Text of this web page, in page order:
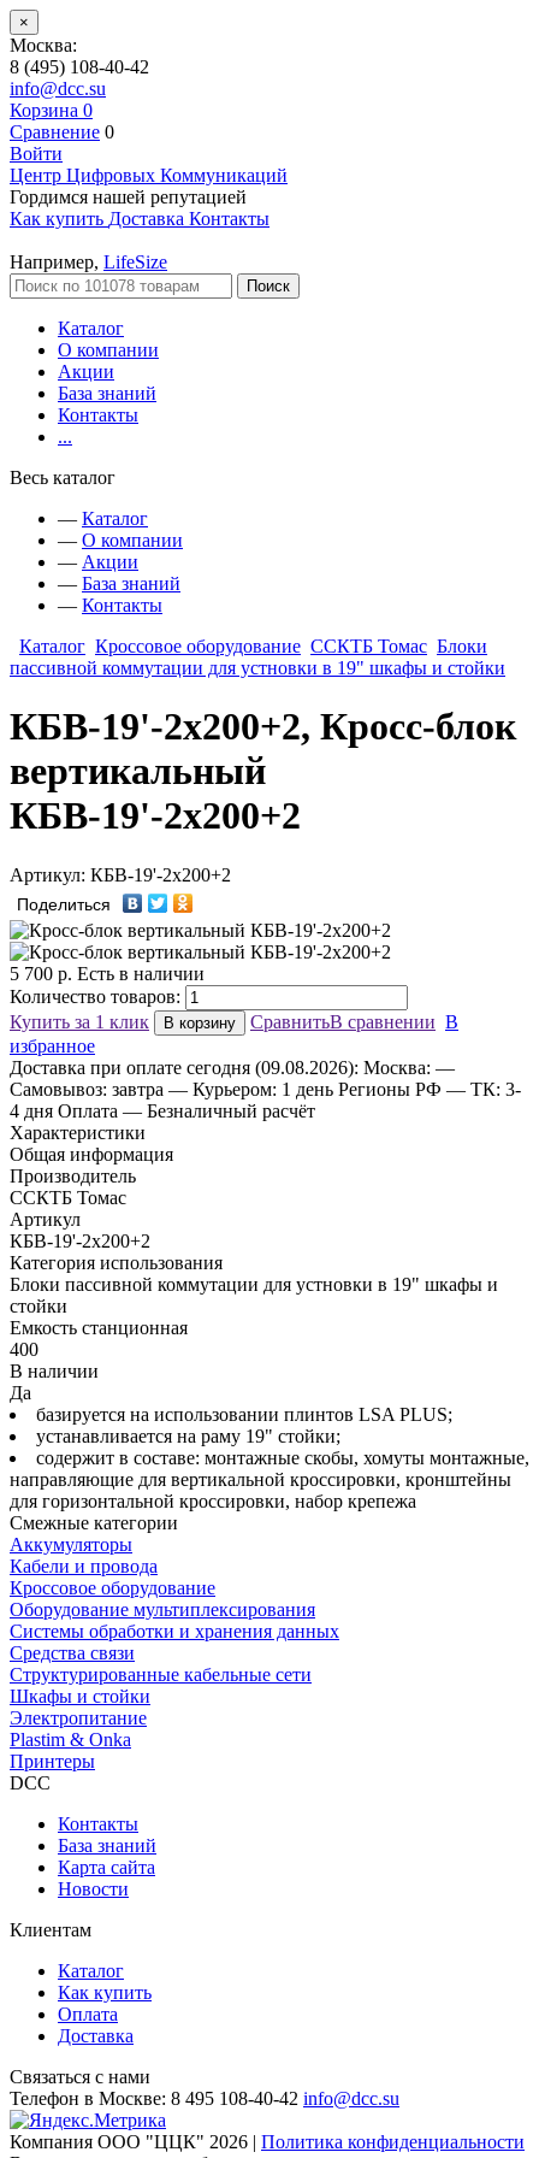
×
Москва:
8 (495) 108-40-42
info@dcc.su
Корзина 0
Сравнение 0
Войти
Центр Цифровых Коммуникаций
Гордимся нашей репутацией
Как купить Доставка Контакты
Например, LifeSize
Поиск
Каталог
О компании
Акции
База знаний
Контакты
...
Весь каталог
— Каталог
— О компании
— Акции
— База знаний
— Контакты
Каталог Кроссовое оборудование ССКТБ Томас Блоки
пассивной коммутации для устновки в 19" шкафы и стойки
КБВ-19'-2x200+2, Кросс-блок
вертикальный
КБВ-19'-2x200+2
Артикул: КБВ-19'-2x200+2
Поделиться
5 700 р. Есть в наличии
Количество товаров:
Купить за 1 клик
В корзину СравнитьВ сравнении В
избранное
Доставка при оплате сегодня (09.08.2026): Москва: —
Самовывоз: завтра — Курьером: 1 день Регионы РФ — ТК: 3-
4 дня Оплата — Безналичный расчёт
Характеристики
Общая информация
Производитель
ССКТБ Томас
Артикул
КБВ-19'-2x200+2
Категория использования
Блоки пассивной коммутации для устновки в 19" шкафы и
стойки
Емкость станционная
400
В наличии
Да
базируется на использовании плинтов LSA PLUS;
устанавливается на раму 19" стойки;
содержит в составе: монтажные скобы, хомуты монтажные,
направляющие для вертикальной кроссировки, кронштейны
для горизонтальной кроссировки, набор крепежа
Смежные категории
Аккумуляторы
Кабели и провода
Кроссовое оборудование
Оборудование мультиплексирования
Системы обработки и хранения данных
Средства связи
Структурированные кабельные сети
Шкафы и стойки
Электропитание
Plastim & Onka
Принтеры
DCC
Контакты
База знаний
Карта сайта
Новости
Клиентам
Каталог
Как купить
Оплата
Доставка
Связаться с нами
Телефон в Москве: 8 495 108-40-42 info@dcc.su
Компания ООО "ЦЦК" 2026 | Политика конфиденциальности